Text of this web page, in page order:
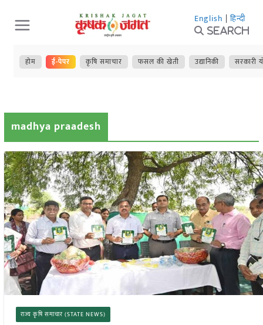
Skip
to
content
English | हिन्दी
Search
होम ई-पेपर कृषि समाचार फसल की खेती उद्यानिकी सरकारी
madhya praadesh
राज्य कृषि समाचार (STATE NEWS)